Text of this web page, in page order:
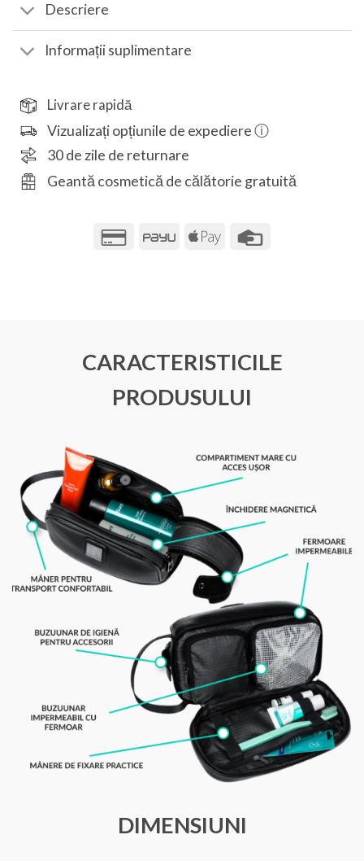
Descriere
Informații suplimentare
Livrare rapidă
Vizualizați opțiunile de expediere ⓘ
30 de zile de returnare
Geantă cosmetică de călătorie gratuită
Credit
PayU
Apple
CARACTERISTICILE
PRODUSULUI
DIMENSIUNI